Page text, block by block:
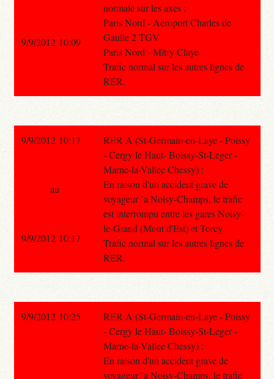
normale sur les axes :
Paris Nord - Aeroport Charles de
Gaulle 2 TGV
Paris Nord - Mitry Claye
Trafic normal sur les autres lignes de
RER.
9/9/2012 10:09
9/9/2012 10:17
RER A (St-Germain-en-Laye - Poissy
- Cergy le Haut- Boissy-St-Leger -
Marne-la-Vallee Chessy) :
En raison d'un accident grave de
voyageur `a Noisy-Champs, le trafic
est interrompu entre les gares Noisy-
le-Grand (Mont d'Est) et Torcy.
Trafic normal sur les autres lignes de
RER.
au
9/9/2012 10:17
9/9/2012 10:25
RER A (St-Germain-en-Laye - Poissy
- Cergy le Haut- Boissy-St-Leger -
Marne-la-Vallee Chessy) :
En raison d'un accident grave de
voyageur `a Noisy-Champs, le trafic